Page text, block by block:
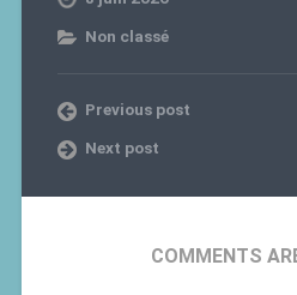
Non classé
Previous post
Next post
COMMENTS